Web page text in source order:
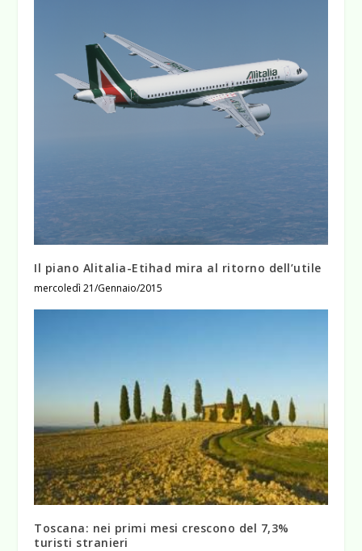
Il piano Alitalia-Etihad mira al ritorno dell’utile
mercoledì 21/Gennaio/2015
Toscana: nei primi mesi crescono del 7,3%
turisti stranieri